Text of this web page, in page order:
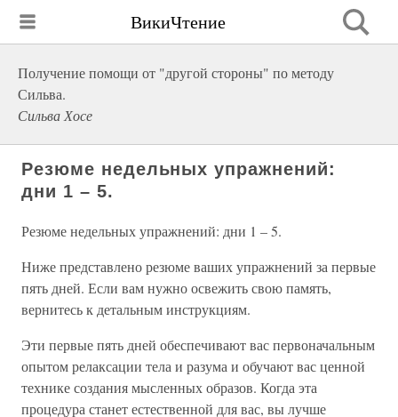
ВикиЧтение
Получение помощи от "другой стороны" по методу
Сильва.
Сильва Хосе
Резюме недельных упражнений:
дни 1 – 5.
Резюме недельных упражнений: дни 1 – 5.
Ниже представлено резюме ваших упражнений за первые
пять дней. Если вам нужно освежить свою память,
вернитесь к детальным инструкциям.
Эти первые пять дней обеспечивают вас первоначальным
опытом релаксации тела и разума и обучают вас ценной
технике создания мысленных образов. Когда эта
процедура станет естественной для вас, вы лучше